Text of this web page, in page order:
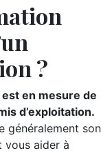
?
est en mesure de
d’exploitation.
généralement son
vous aider à